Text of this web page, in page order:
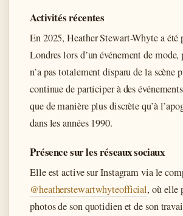
Activités récentes
En 2025, Heather Stewart-Whyte a été
Londres lors d’un événement de
n’a pas totalement disparu de la scène
continue de participer à des
que de manière plus discrète qu’à
dans les années 1990.
Présence sur les réseaux sociaux
Elle est active sur Instagram via le
@heatherstewartwhyteofficial, où elle
photos de son quotidien et de son